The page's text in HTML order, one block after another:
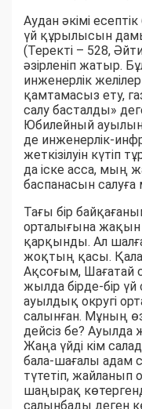
Аудан әкімі
үй құрылысын
(Теректі – 528,
әзірленіп жатыр.
инженерлік
қамтамасыз ету,
салу басталды»
Юбилейный
де инженерлік-
жеткізілуін күтіп
да іске асса, мың
баспанасын салуға
Тағы бір
орталығына жақын
қарқынды. Ал
жоқтың қасы.
Ақсоғым, Шағатай
жылда бірде-бір
ауылдық округі
салынған. Мұның
дейсіз бе?
Жаңа үйді кім
бала-шағалы адам
түтетіп, жайланып
шаңырақ
салынбады деген